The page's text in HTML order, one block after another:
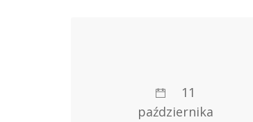
11
października